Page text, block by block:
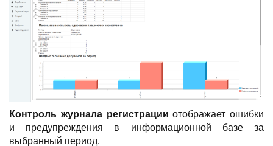
Контроль журнала регистрации отображает ошибки
и предупреждения в информационной базе за
выбранный период.